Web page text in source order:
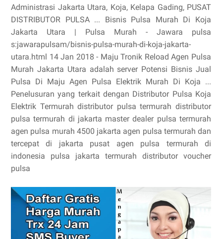
Administrasi Jakarta Utara, Koja, Kelapa Gading, PUSAT
DISTRIBUTOR PULSA ... Bisnis Pulsa Murah Di Koja
Jakarta Utara | Pulsa Murah - Jawara pulsa
s:jawarapulsam/bisnis-pulsa-murah-di-koja-jakarta-
utara.html 14 Jan 2018 - Maju Tronik Reload Agen Pulsa
Murah Jakarta Utara adalah server Potensi Bisnis Jual
Pulsa Di Maju Agen Pulsa Elektrik Murah Di Koja ...
Penelusuran yang terkait dengan Distributor Pulsa Koja
Elektrik Termurah distributor pulsa termurah distributor
pulsa termurah di jakarta master dealer pulsa termurah
agen pulsa murah 4500 jakarta agen pulsa termurah dan
tercepat di jakarta pusat agen pulsa termurah di
indonesia pulsa jakarta termurah distributor voucher
pulsa